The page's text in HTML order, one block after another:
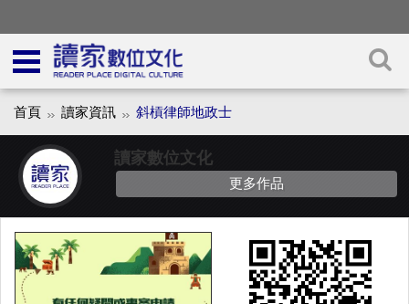
首頁 讀家資訊 斜槓律師地政士
讀家數位文化
更多作品